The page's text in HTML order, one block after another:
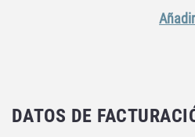
DATOS DE